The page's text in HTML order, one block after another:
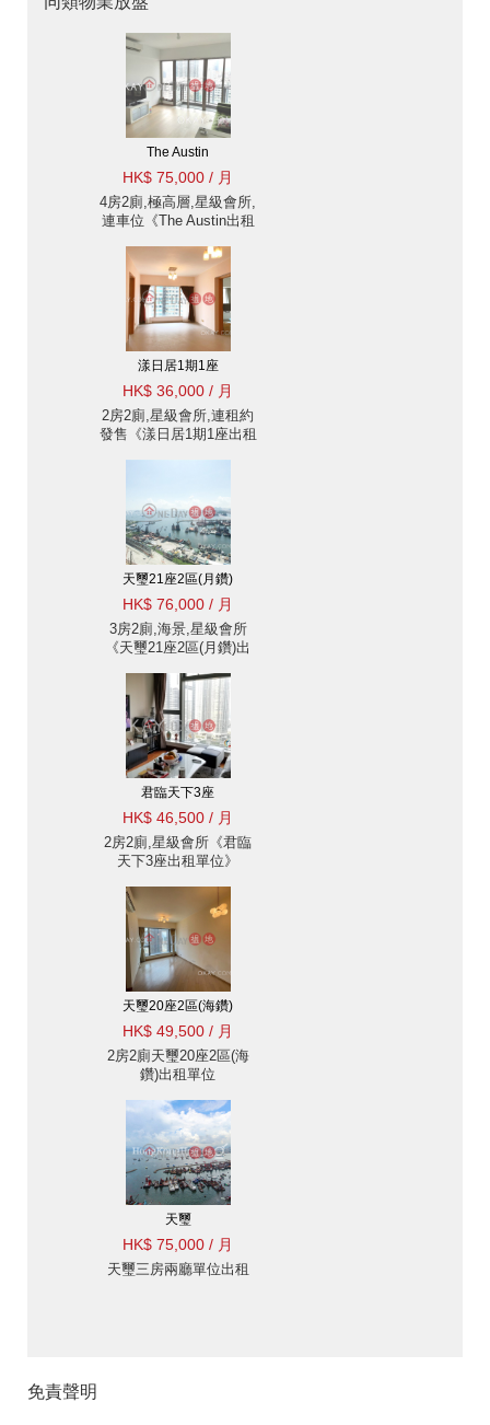
The Austin
HK$ 75,000 / 月
4房2廁,極高層,星級會所,
連車位《The Austin出租
漾日居1期1座
HK$ 36,000 / 月
2房2廁,星級會所,連租約
發售《漾日居1期1座出租
天璽21座2區(月鑽)
HK$ 76,000 / 月
3房2廁,海景,星級會所
《天璽21座2區(月鑽)出
君臨天下3座
HK$ 46,500 / 月
2房2廁,星級會所《君臨
天下3座出租單位》
天璽20座2區(海鑽)
HK$ 49,500 / 月
2房2廁天璽20座2區(海
鑽)出租單位
天璽
HK$ 75,000 / 月
天璽三房兩廳單位出租
免責聲明